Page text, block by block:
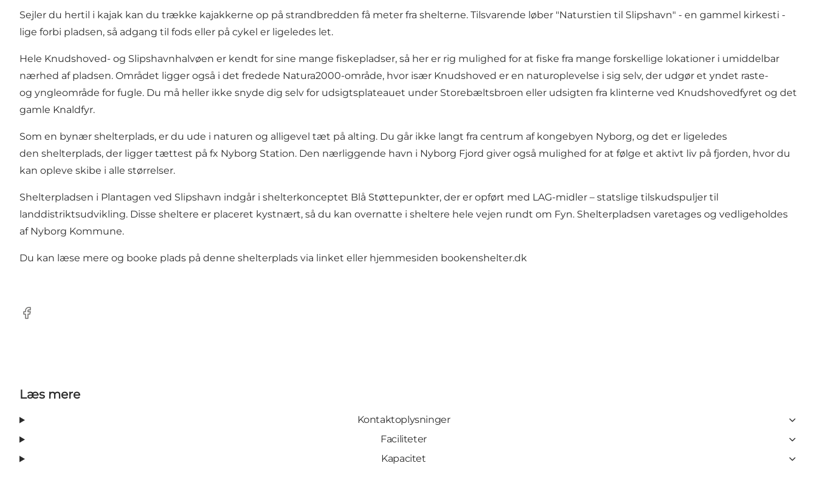
Sejler du hertil i kajak kan du trække kajakkerne op på strandbredden få meter fra shelterne. Tilsvarende løber "Naturstien til Slipshavn" - en gammel kirkesti -
lige forbi pladsen, så adgang til fods eller på cykel er ligeledes let.
Hele Knudshoved- og Slipshavnhalvøen er kendt for sine mange fiskepladser, så her er rig mulighed for at fiske fra mange forskellige lokationer i umiddelbar
nærhed af pladsen. Området ligger også i det fredede Natura2000-område, hvor især Knudshoved er en naturoplevelse i sig selv, der udgør et yndet raste-
og yngleområde for fugle. Du må heller ikke snyde dig selv for udsigtsplateauet under Storebæltsbroen eller udsigten fra klinterne ved Knudshovedfyret og det
gamle Knaldfyr.
Som en bynær shelterplads, er du ude i naturen og alligevel tæt på alting. Du går ikke langt fra centrum af kongebyen Nyborg, og det er ligeledes
den shelterplads, der ligger tættest på fx Nyborg Station. Den nærliggende havn i Nyborg Fjord giver også mulighed for at følge et aktivt liv på fjorden, hvor du
kan opleve skibe i alle størrelser.
Shelterpladsen i Plantagen ved Slipshavn indgår i shelterkonceptet Blå Støttepunkter, der er opført med LAG-midler – statslige tilskudspuljer til
landdistriktsudvikling. Disse sheltere er placeret kystnært, så du kan overnatte i sheltere hele vejen rundt om Fyn. Shelterpladsen varetages og vedligeholdes
af Nyborg Kommune.
Du kan læse mere og booke plads på denne shelterplads via linket eller hjemmesiden bookenshelter.dk
Facebook
Læs mere
Kontaktoplysninger
Faciliteter
Kapacitet